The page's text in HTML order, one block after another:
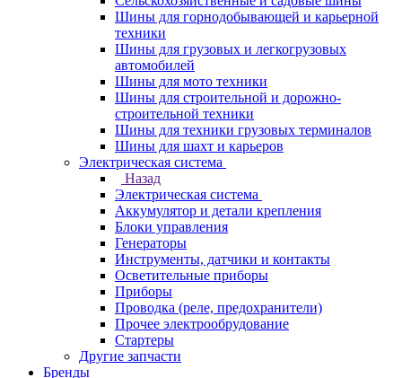
Шины для горнодобывающей и карьерной
техники
Шины для грузовых и легкогрузовых
автомобилей
Шины для мото техники
Шины для строительной и дорожно-
строительной техники
Шины для техники грузовых терминалов
Шины для шахт и карьеров
Электрическая система
Назад
Электрическая система
Аккумулятор и детали крепления
Блоки управления
Генераторы
Инструменты, датчики и контакты
Осветительные приборы
Приборы
Проводка (реле, предохранители)
Прочее электрообрудование
Стартеры
Другие запчасти
Бренды